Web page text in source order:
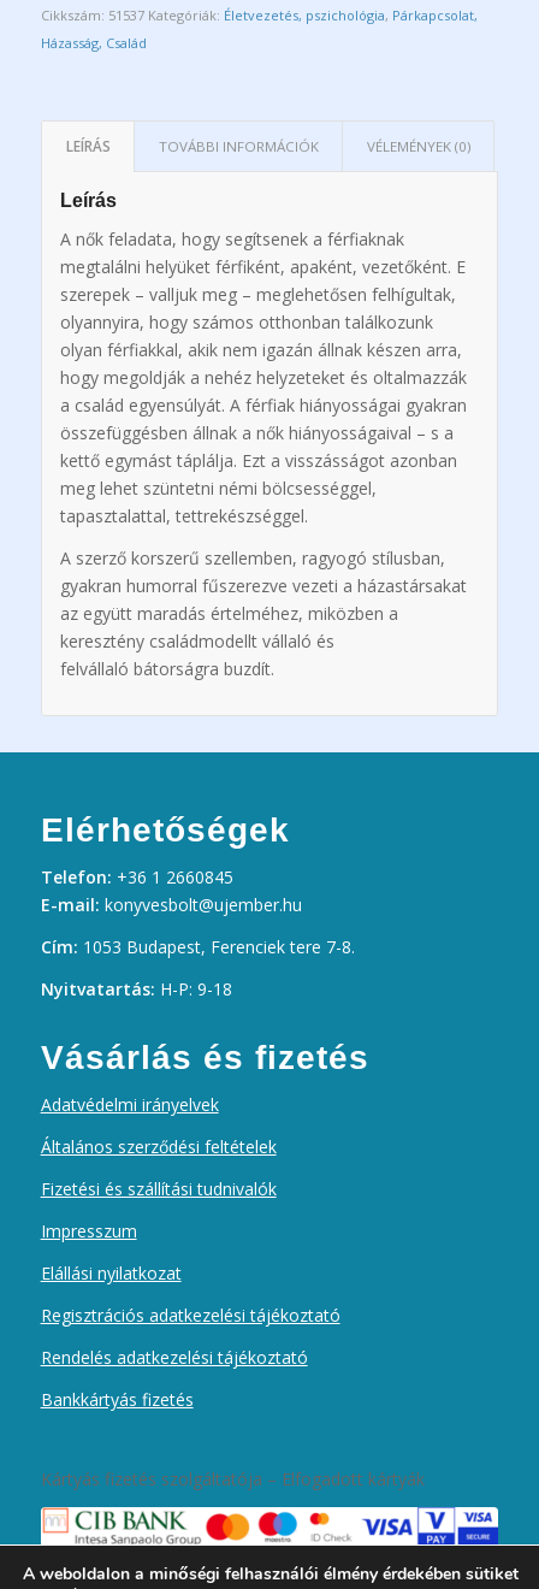
Cikkszám: 51537 Kategóriák: Életvezetés, pszichológia, Párkapcsolat,
Házasság, Család
LEÍRÁS TOVÁBBI INFORMÁCIÓK VÉLEMÉNYEK (0)
Leírás
A nők feladata, hogy segítsenek a férfiaknak
megtalálni helyüket férfiként, apaként, vezetőként. E
szerepek – valljuk meg – meglehetősen felhígultak,
olyannyira, hogy számos otthonban találkozunk
olyan férfiakkal, akik nem igazán állnak készen arra,
hogy megoldják a nehéz helyzeteket és oltalmazzák
a család egyensúlyát. A férfiak hiányosságai gyakran
összefüggésben állnak a nők hiányosságaival – s a
kettő egymást táplálja. Ezt a visszásságot azonban
meg lehet szüntetni némi bölcsességgel,
tapasztalattal, tettrekészséggel.
A szerző korszerű szellemben, ragyogó stílusban,
gyakran humorral fűszerezve vezeti a házastársakat
az együtt maradás értelméhez, miközben a
keresztény családmodellt vállaló és
felvállaló bátorságra buzdít.
Elérhetőségek
Telefon: +36 1 2660845
E-mail: konyvesbolt@ujember.hu
Cím: 1053 Budapest, Ferenciek tere 7-8.
Nyitvatartás: H-P: 9-18
Vásárlás és fizetés
Adatvédelmi irányelvek
Általános szerződési feltételek
Fizetési és szállítási tudnivalók
Impresszum
Elállási nyilatkozat
Regisztrációs adatkezelési tájékoztató
Rendelés adatkezelési tájékoztató
Bankkártyás fizetés
Kártyás fizetés szolgáltatója – Elfogadott kártyák
A weboldalon a minőségi felhasználói élmény érdekében sütiket